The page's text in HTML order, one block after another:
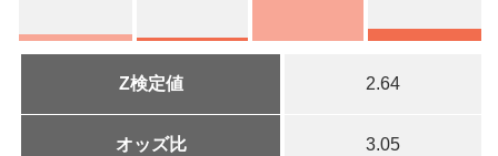
Z検定値 2.64
オッズ比 3.05